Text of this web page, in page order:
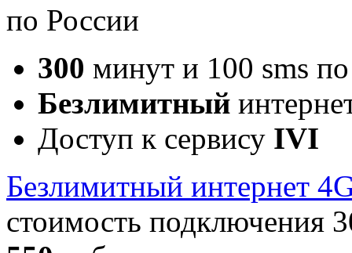
по России
300 минут и 100 sms
Безлимитный
Доступ к сервису IVI
Безлимитный интернет
стоимость подключения